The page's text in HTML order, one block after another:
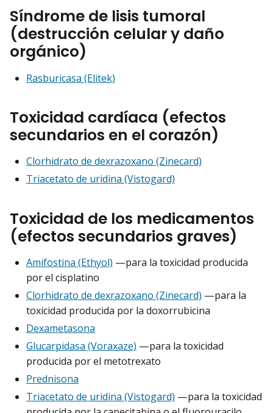
Síndrome de lisis tumoral
(destrucción celular y daño
orgánico)
Rasburicasa (Elitek)
Toxicidad cardíaca (efectos
secundarios en el corazón)
Clorhidrato de dexrazoxano (Zinecard)
Triacetato de uridina (Vistogard)
Toxicidad de los medicamentos
(efectos secundarios graves)
Amifostina (Ethyol) —para la toxicidad producida
por el cisplatino
Clorhidrato de dexrazoxano (Zinecard) —para la
toxicidad producida por la doxorrubicina
Dexametasona
Glucarpidasa (Voraxaze) —para la toxicidad
producida por el metotrexato
Prednisona
Triacetato de uridina (Vistogard) —para la toxicidad